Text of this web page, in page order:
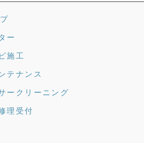
ー
施工
テナンス
ークリーニング
理受付